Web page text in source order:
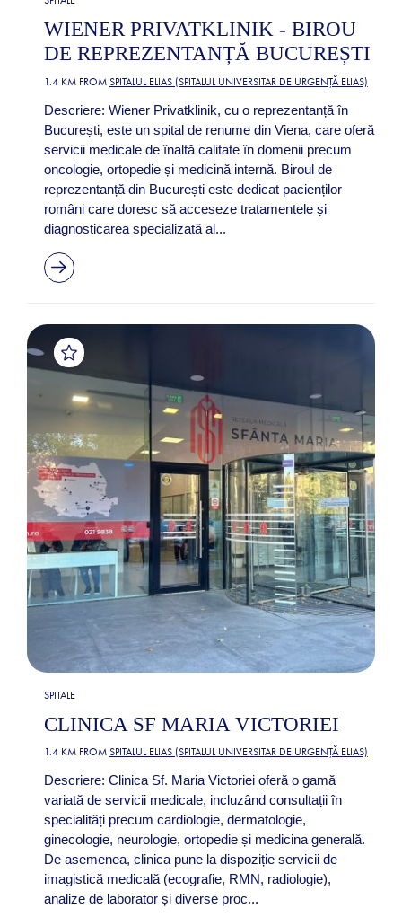
WIENER PRIVATKLINIK - BIROU
DE REPREZENTANȚĂ BUCUREȘTI
1.4 KM FROM SPITALUL ELIAS (SPITALUL UNIVERSITAR DE URGENȚĂ ELIAS)
Descriere: Wiener Privatklinik, cu o reprezentanță în
București, este un spital de renume din Viena, care oferă
servicii medicale de înaltă calitate în domenii precum
oncologie, ortopedie și medicină internă. Biroul de
reprezentanță din București este dedicat pacienților
români care doresc să acceseze tratamentele și
diagnosticarea specializată al...
SPITALE
CLINICA SF MARIA VICTORIEI
1.4 KM FROM SPITALUL ELIAS (SPITALUL UNIVERSITAR DE URGENȚĂ ELIAS)
Descriere: Clinica Sf. Maria Victoriei oferă o gamă
variată de servicii medicale, incluzând consultații în
specialități precum cardiologie, dermatologie,
ginecologie, neurologie, ortopedie și medicina generală.
De asemenea, clinica pune la dispoziție servicii de
imagistică medicală (ecografie, RMN, radiologie),
analize de laborator și diverse proc...